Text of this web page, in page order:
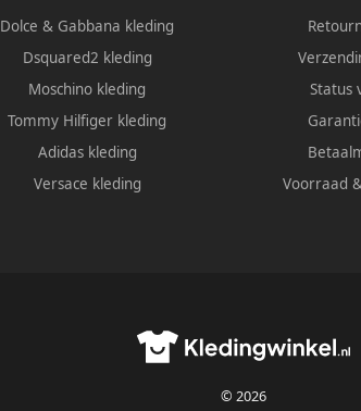
Dolce & Gabbana kleding
Dsquared2 kleding
Moschino kleding
Tommy Hilfiger kleding
Adidas kleding
Versace kleding
Status
Voorraad
© 2026